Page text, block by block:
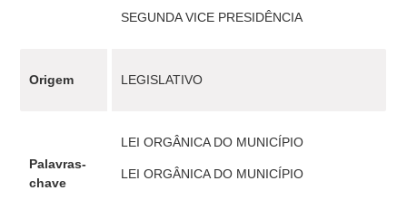
SEGUNDA VICE PRESIDÊNCIA
Origem LEGISLATIVO
Palavras-
chave
LEI ORGÂNICA DO MUNICÍPIO
LEI ORGÂNICA DO MUNICÍPIO